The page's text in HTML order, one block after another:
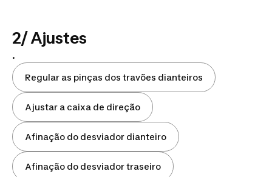
2/ Ajustes
.
Regular as pinças dos travões dianteiros
Ajustar a caixa de direção
Afinação do desviador dianteiro
Afinação do desviador traseiro